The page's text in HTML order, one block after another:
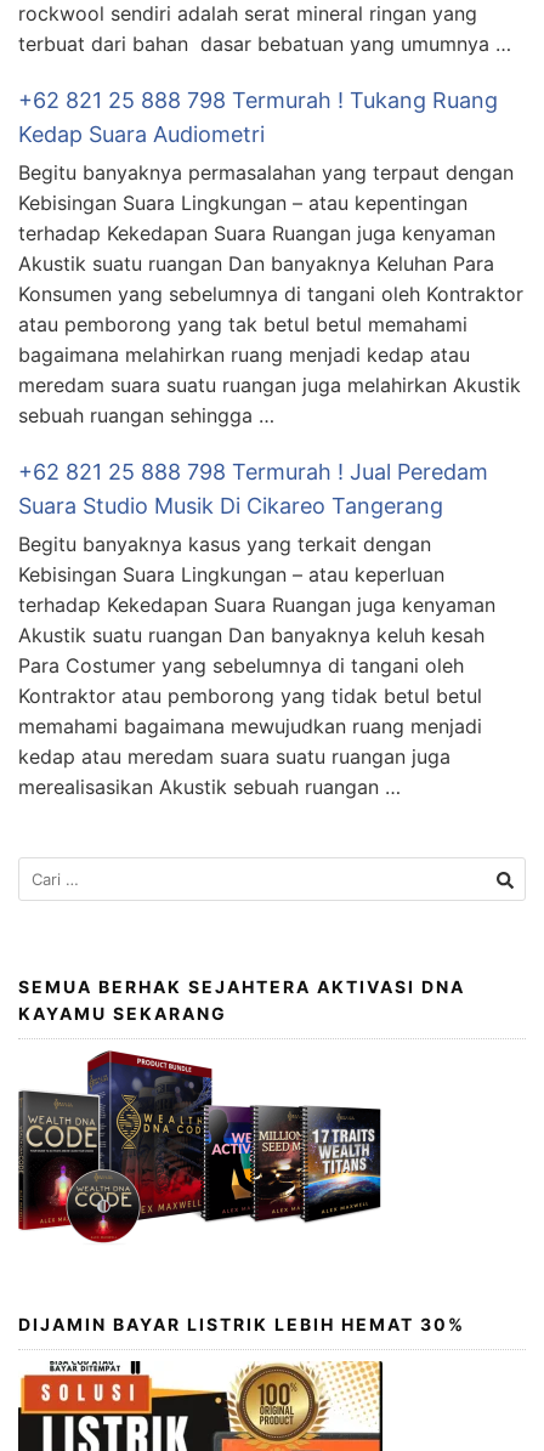
rockwool sendiri adalah serat mineral ringan yang
terbuat dari bahan dasar bebatuan yang umumnya …
+62 821 25 888 798 Termurah ! Tukang Ruang
Kedap Suara Audiometri
Begitu banyaknya permasalahan yang terpaut dengan
Kebisingan Suara Lingkungan – atau kepentingan
terhadap Kekedapan Suara Ruangan juga kenyaman
Akustik suatu ruangan Dan banyaknya Keluhan Para
Konsumen yang sebelumnya di tangani oleh Kontraktor
atau pemborong yang tak betul betul memahami
bagaimana melahirkan ruang menjadi kedap atau
meredam suara suatu ruangan juga melahirkan Akustik
sebuah ruangan sehingga …
+62 821 25 888 798 Termurah ! Jual Peredam
Suara Studio Musik Di Cikareo Tangerang
Begitu banyaknya kasus yang terkait dengan
Kebisingan Suara Lingkungan – atau keperluan
terhadap Kekedapan Suara Ruangan juga kenyaman
Akustik suatu ruangan Dan banyaknya keluh kesah
Para Costumer yang sebelumnya di tangani oleh
Kontraktor atau pemborong yang tidak betul betul
memahami bagaimana mewujudkan ruang menjadi
kedap atau meredam suara suatu ruangan juga
merealisasikan Akustik sebuah ruangan …
SEMUA BERHAK SEJAHTERA AKTIVASI DNA
KAYAMU SEKARANG
DIJAMIN BAYAR LISTRIK LEBIH HEMAT 30%